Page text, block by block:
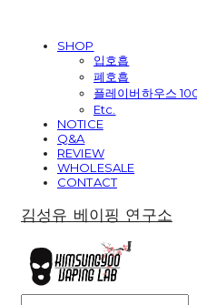
SHOP
입호흡
폐호흡
플레이버하우스
Etc.
NOTICE
Q&A
REVIEW
WHOLESALE
CONTACT
김성유 베이핑 연구소